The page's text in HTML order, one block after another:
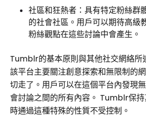
社區和狂熱者：具有特定粉絲群
的社會社區。用戶可以期待高級
粉絲觀點在這些討論中會產生。
Tumblr的基本原則與其他社交網絡所
該平台主要關注創意探索和無限制的
切走了。用戶可以在這個平台內發現
會討論之間的所有內容。 Tumblr保
時通過這種特殊的性質不受控制。